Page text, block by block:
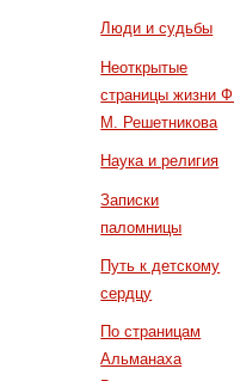
Люди и судьбы
Неоткрытые
страницы жизни Ф.
М. Решетникова
Наука и религия
Записки
паломницы
Путь к детскому
сердцу
По страницам
Альманаха